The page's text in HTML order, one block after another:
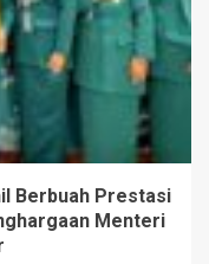
Berbuah Prestasi
Menteri